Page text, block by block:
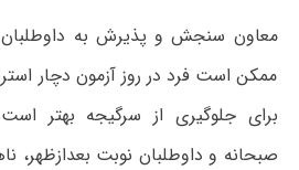
معاون سنجش و پذیرش به داوطلبان
ممکن است فرد در روز آزمون دچار
برای جلوگیری از سرگیجه بهتر
صبحانه و داوطلبان نوبت بعدازظهر،